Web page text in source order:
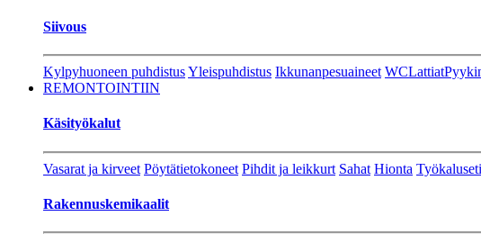
Siivous
Kylpyhuoneen puhdistusYleispuhdistus Ikkunanpesuaineet WCLattiat
REMONTOINTIIN
Käsityökalut
Vasarat ja kirveet Pöytätietokoneet Pihdit ja leikkurt Sahat Hionta
Rakennuskemikaalit